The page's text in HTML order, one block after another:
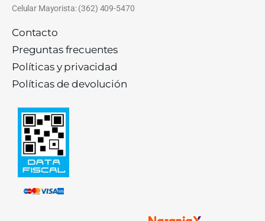
Celular Mayorista: (362) 409-5470
Contacto
Preguntas frecuentes
Políticas y privacidad
Políticas de devolución